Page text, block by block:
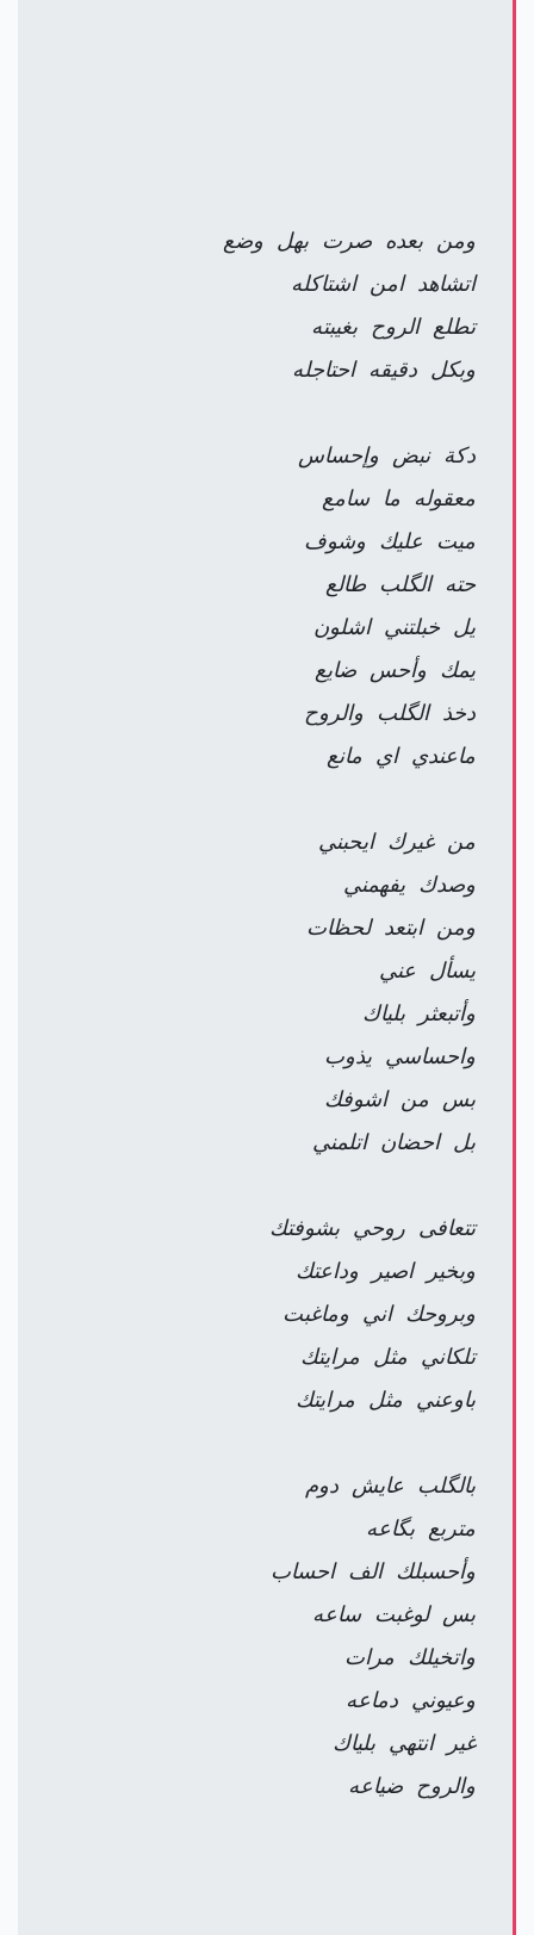
ومن بعده صرت بهل وضع
اتشاهد امن اشتاكله
تطلع الروح بغيبته
وبكل دقيقه احتاجله
دكة نبض وإحساس
معقوله ما سامع
ميت عليك وشوف
حته الگلب طالع
يل خبلتني اشلون
يمك وأحس ضايع
دخذ الگلب والروح
ماعندي اي مانع
من غيرك ايحبني
وصدك يفهمني
ومن ابتعد لحظات
يسأل عني
وأتبعثر بلياك
واحساسي يذوب
بس من اشوفك
بل احضان اتلمني
تتعافى روحي بشوفتك
وبخير اصير وداعتك
وبروحك اني وماغبت
تلكاني مثل مرايتك
باوعني مثل مرايتك
بالگلب عايش دوم
متربع بگاعه
وأحسبلك الف احساب
بس لوغبت ساعه
واتخيلك مرات
وعيوني دماعه
غير انتهي بلياك
والروح ضياعه